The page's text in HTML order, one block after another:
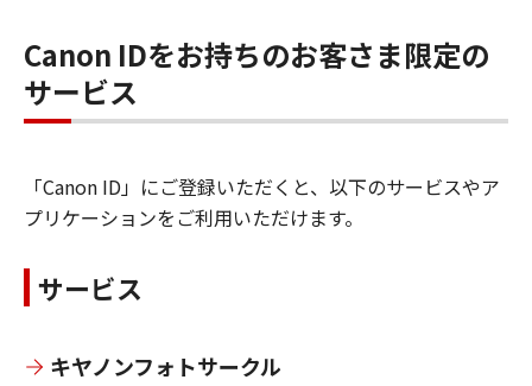
Canon IDをお持ちのお客さま限定の
サービス
「Canon ID」にご登録いただくと、以下のサービスやア
プリケーションをご利用いただけます。
サービス
キヤノンフォトサークル